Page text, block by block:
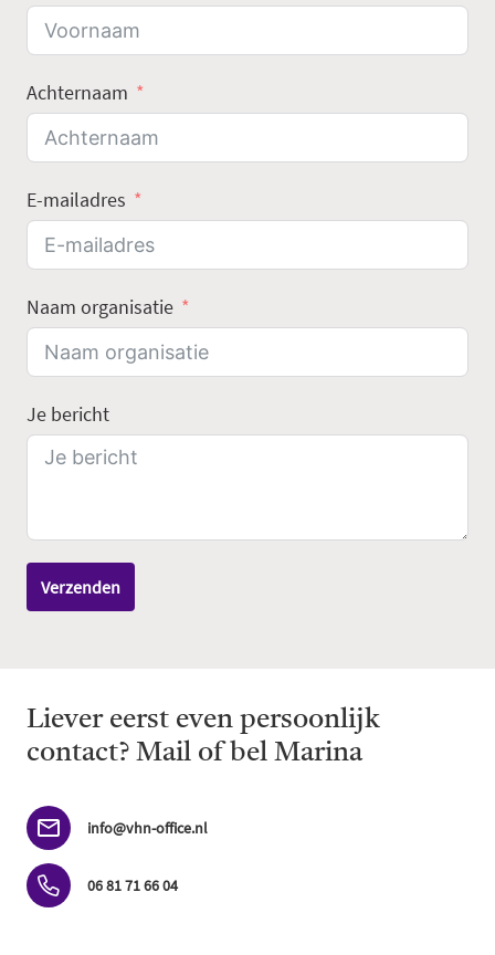
Achternaam
E-mailadres
Naam organisatie
Je bericht
Verzenden
Liever eerst even persoonlijk
contact? Mail of bel Marina
info@vhn-office.nl
06 81 71 66 04